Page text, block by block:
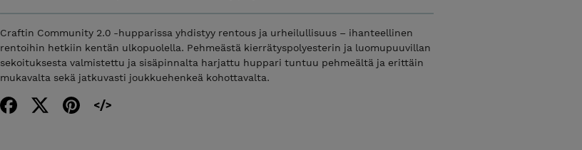
Craftin Community 2.0 -hupparissa yhdistyy rentous ja urheilullisuus – ihanteellinen
rentoihin hetkiin kentän ulkopuolella. Pehmeästä kierrätyspolyesterin ja luomupuuvillan
sekoituksesta valmistettu ja sisäpinnalta harjattu huppari tuntuu pehmeältä ja erittäin
mukavalta sekä jatkuvasti joukkuehenkeä kohottavalta.